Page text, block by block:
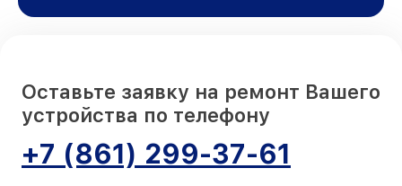
Оставьте заявку на ремонт Вашего
устройства по телефону
+7 (861) 299-37-61